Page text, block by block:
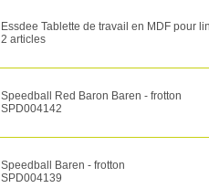
Essdee Tablette de travail en MDF pour
2 articles
Speedball Red Baron Baren - frotton
SPD004142
Speedball Baren - frotton
SPD004139